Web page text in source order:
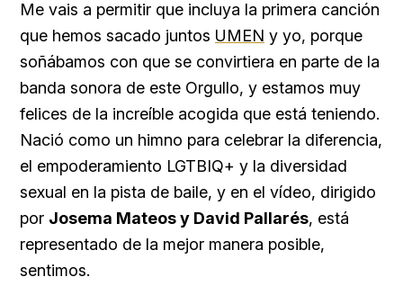
Me vais a permitir que incluya la primera canción
que hemos sacado juntos UMEN y yo, porque
soñábamos con que se convirtiera en parte de la
banda sonora de este Orgullo, y estamos muy
felices de la increíble acogida que está teniendo.
Nació como un himno para celebrar la diferencia,
el empoderamiento LGTBIQ+ y la diversidad
sexual en la pista de baile, y en el vídeo, dirigido
por Josema Mateos y David Pallarés, está
representado de la mejor manera posible,
sentimos.